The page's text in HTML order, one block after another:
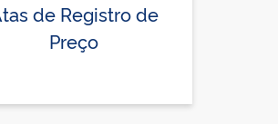
de Registro de
Preço